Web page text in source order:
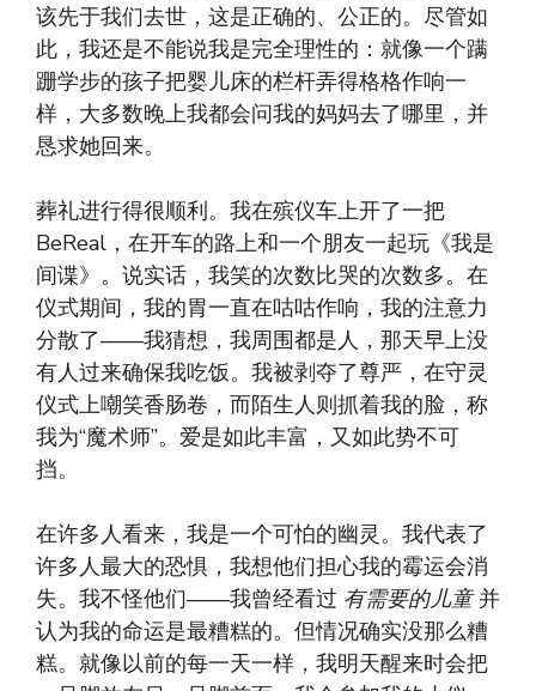
该先于我们去世，这是正确的、公正的。尽管如
此，我还是不能说我是完全理性的：就像一个蹒
跚学步的孩子把婴儿床的栏杆弄得格格作响一
样，大多数晚上我都会问我的妈妈去了哪里，并
恳求她回来。
葬礼进行得很顺利。我在殡仪车上开了一把
BeReal，在开车的路上和一个朋友一起玩《我是
间谍》。说实话，我笑的次数比哭的次数多。在
仪式期间，我的胃一直在咕咕作响，我的注意力
分散了——我猜想，我周围都是人，那天早上没
有人过来确保我吃饭。我被剥夺了尊严，在守灵
仪式上嘲笑香肠卷，而陌生人则抓着我的脸，称
我为“魔术师”。爱是如此丰富，又如此势不可
挡。
在许多人看来，我是一个可怕的幽灵。我代表了
许多人最大的恐惧，我想他们担心我的霉运会消
失。我不怪他们——我曾经看过 有需要的儿童并
认为我的命运是最糟糕的。但情况确实没那么糟
糕。就像以前的每一天一样，我明天醒来时会把